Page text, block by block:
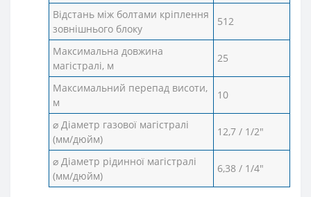
Відстань між болтами кріплення
зовнішнього блоку
512
Максимальна довжина
магістралі, м
25
Максимальний перепад висоти,
м
10
⌀ Діаметр газової магістралі
(мм/дюйм)
12,7 / 1/2"
⌀ Діаметр рідинної магістралі
(мм/дюйм)
6,38 / 1/4"